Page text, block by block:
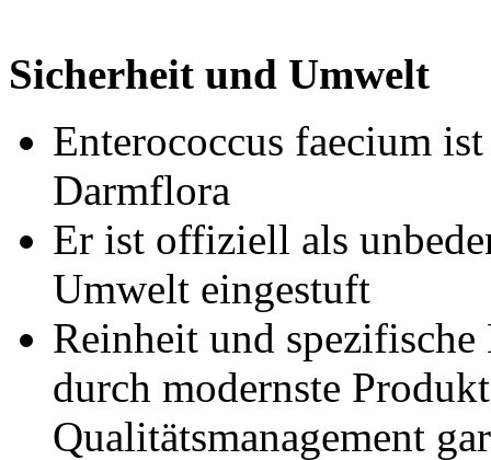
Sicherheit und Umwelt
Enterococcus faecium
Darmflora
Er ist offiziell als
Umwelt eingestuft
Reinheit und spezifische
durch modernste
Qualitätsmanagement